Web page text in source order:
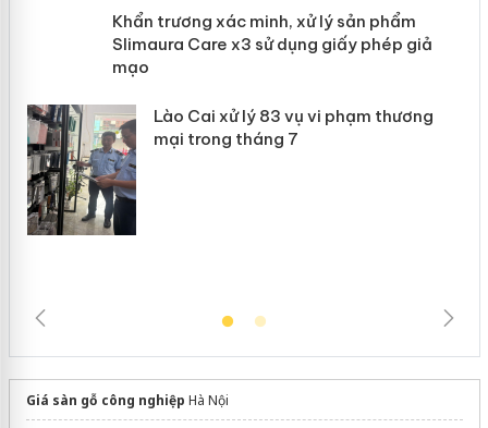
Khẩn trương xác minh, xử lý sản phẩm
Slimaura Care x3 sử dụng giấy phép
Giá sàn gỗ công nghiệp Hà Nội